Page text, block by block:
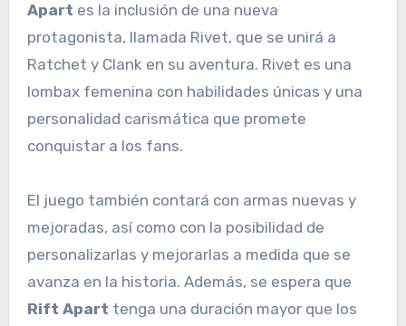
Apart es la inclusión de una nueva
protagonista, llamada Rivet, que se unirá a
Ratchet y Clank en su aventura. Rivet es una
lombax femenina con habilidades únicas y una
personalidad carismática que promete
conquistar a los fans.
El juego también contará con armas nuevas y
mejoradas, así como con la posibilidad de
personalizarlas y mejorarlas a medida que se
avanza en la historia. Además, se espera que
Rift Apart tenga una duración mayor que los